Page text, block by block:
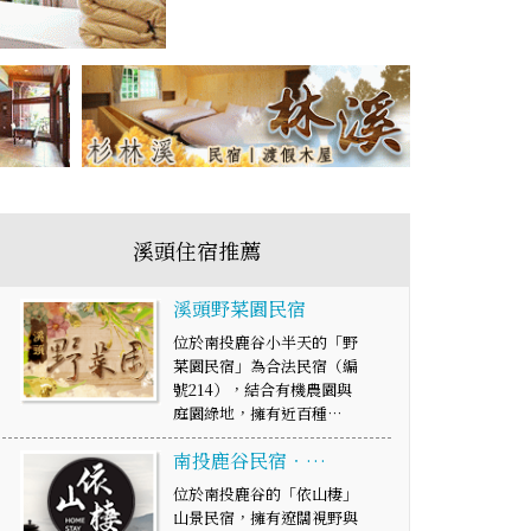
溪頭住宿推薦
溪頭野菜園民宿
位於南投鹿谷小半天的「野
菜園民宿」為合法民宿（編
號214），結合有機農園與
庭園綠地，擁有近百種…
南投鹿谷民宿‧…
位於南投鹿谷的「依山棲」
山景民宿，擁有遼闊視野與